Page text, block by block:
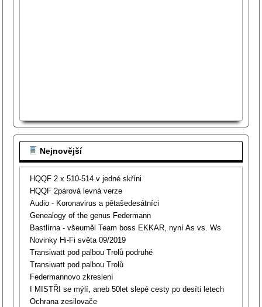
Nejnovější
HQQF 2 x 510-514 v jedné skříni
HQQF 2párová levná verze
Audio - Koronavirus a pětašedesátníci
Genealogy of the genus Federmann
Bastlírna - všeuměl Team boss EKKAR, nyní As vs. Ws
Novinky Hi-Fi světa 09/2019
Transiwatt pod palbou Trolů podruhé
Transiwatt pod palbou Trolů
Federmannovo zkreslení
I MISTŘI se mýlí, aneb 50let slepé cesty po desíti letech
Ochrana zesilovače